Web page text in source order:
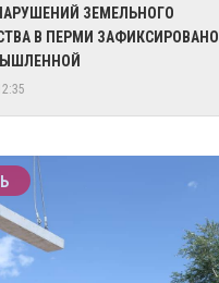
ЗЕМЕЛЬНОГО
В ПЕРМИ ЗАФИКСИРОВАНО